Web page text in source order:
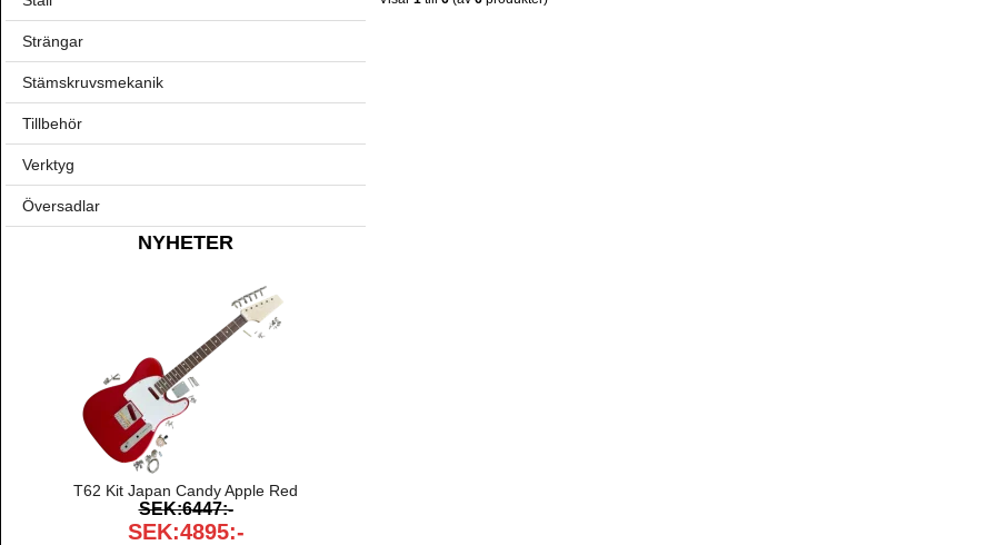
Strängar
Stämskruvsmekanik
Tillbehör
Verktyg
Översadlar
NYHETER
T62 Kit Japan Candy Apple Red
SEK:6447:-
SEK:4895:-